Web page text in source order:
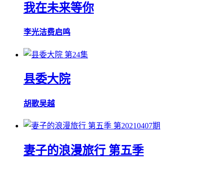
我在未来等你
李光洁费启鸣
第24集
县委大院
胡歌吴越
第20210407期
妻子的浪漫旅行 第五季